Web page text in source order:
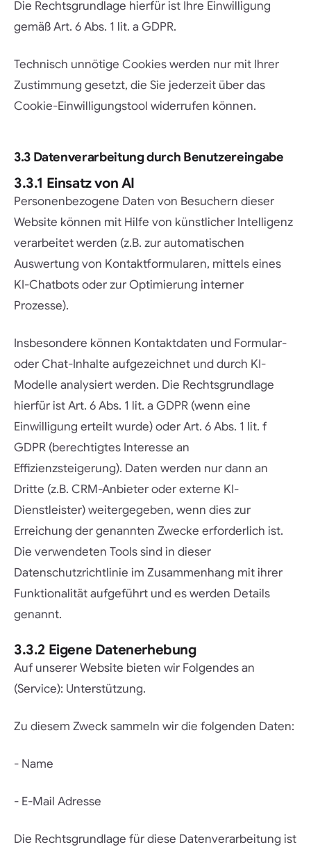
Die Rechtsgrundlage hierfür ist Ihre Einwilligung
gemäß Art. 6 Abs. 1 lit. a GDPR.
Technisch unnötige Cookies werden nur mit Ihrer
Zustimmung gesetzt, die Sie jederzeit über das
Cookie-Einwilligungstool widerrufen können.
3.3 Datenverarbeitung durch Benutzereingabe
3.3.1 Einsatz von AI
Personenbezogene Daten von Besuchern dieser
Website können mit Hilfe von künstlicher Intelligenz
verarbeitet werden (z.B. zur automatischen
Auswertung von Kontaktformularen, mittels eines
KI-Chatbots oder zur Optimierung interner
Prozesse).
Insbesondere können Kontaktdaten und Formular-
oder Chat-Inhalte aufgezeichnet und durch KI-
Modelle analysiert werden. Die Rechtsgrundlage
hierfür ist Art. 6 Abs. 1 lit. a GDPR (wenn eine
Einwilligung erteilt wurde) oder Art. 6 Abs. 1 lit. f
GDPR (berechtigtes Interesse an
Effizienzsteigerung). Daten werden nur dann an
Dritte (z.B. CRM-Anbieter oder externe KI-
Dienstleister) weitergegeben, wenn dies zur
Erreichung der genannten Zwecke erforderlich ist.
Die verwendeten Tools sind in dieser
Datenschutzrichtlinie im Zusammenhang mit ihrer
Funktionalität aufgeführt und es werden Details
genannt.
3.3.2 Eigene Datenerhebung
Auf unserer Website bieten wir Folgendes an
(Service): Unterstützung.
Zu diesem Zweck sammeln wir die folgenden Daten:
- Name
- E-Mail Adresse
Die Rechtsgrundlage für diese Datenverarbeitung ist